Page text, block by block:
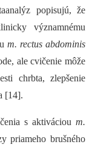
popisujú, že
významnému
m. rectus abdominis
ale cvičenie môže
chrbta, zlepšenie
[14].
s aktiváciou m.
priameho brušného